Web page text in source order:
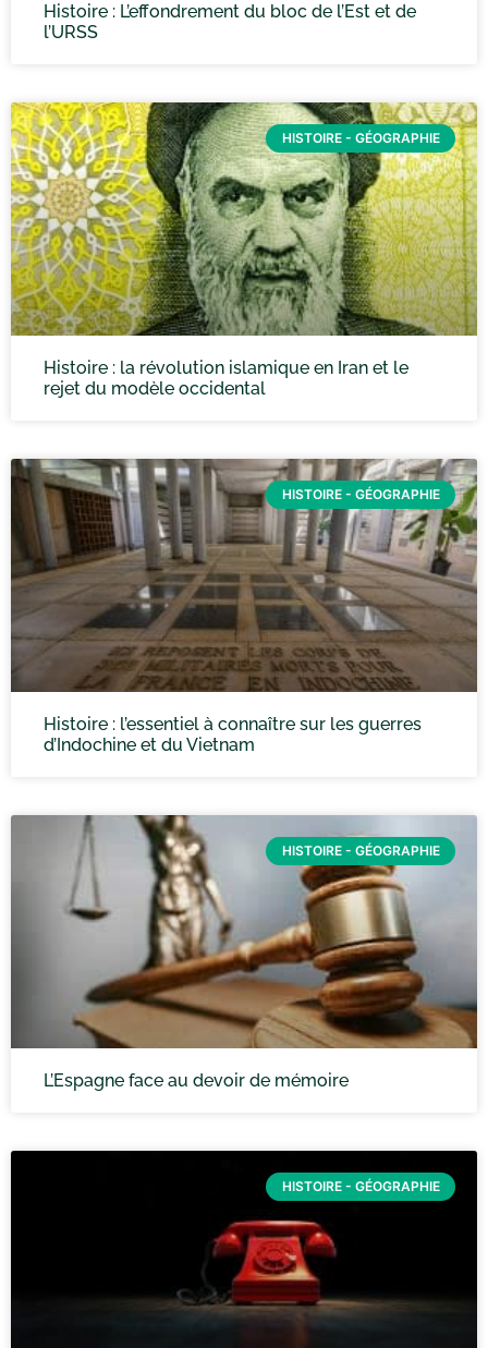
Histoire : L’effondrement du bloc de l’Est et de
l’URSS
HISTOIRE - GÉOGRAPHIE
Histoire : la révolution islamique en Iran et le
rejet du modèle occidental
HISTOIRE - GÉOGRAPHIE
Histoire : l’essentiel à connaître sur les guerres
d’Indochine et du Vietnam
HISTOIRE - GÉOGRAPHIE
L’Espagne face au devoir de mémoire
HISTOIRE - GÉOGRAPHIE